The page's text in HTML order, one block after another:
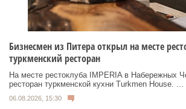
Бизнесмен из Питера открыл на месте
туркменский ресторан
На месте рестоклуба IMPERIA в Набережных
ресторан туркменской кухни Turkmen House. ...
06.08.2026, 15:30